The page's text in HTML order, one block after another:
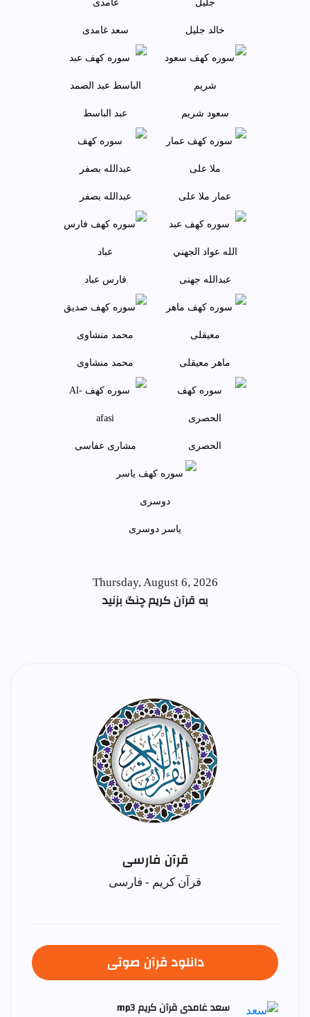
خالد جليل سعد غامدی
سعود شريم عبد الباسط
عمار ملا علی عبدالله بصفر
عبدالله جهنی فارس عباد
ماهر معيقلی محمد منشاوی
الحصری مشاری عفاسی
ياسر دوسری
Thursday, August 6, 2026
به قرآن کریم چنگ بزنید
قرآن فارسی
قرآن کریم - فارسی
دانلود قرآن صوتی
سعد غامدی قرآن کریم mp3